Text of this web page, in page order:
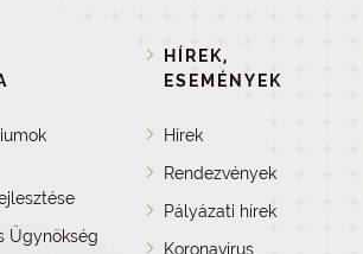
Ügynökség
HÍREK,
ESEMÉNYEK
Hírek
Rendezvények
Pályázati hírek
Koronavírus